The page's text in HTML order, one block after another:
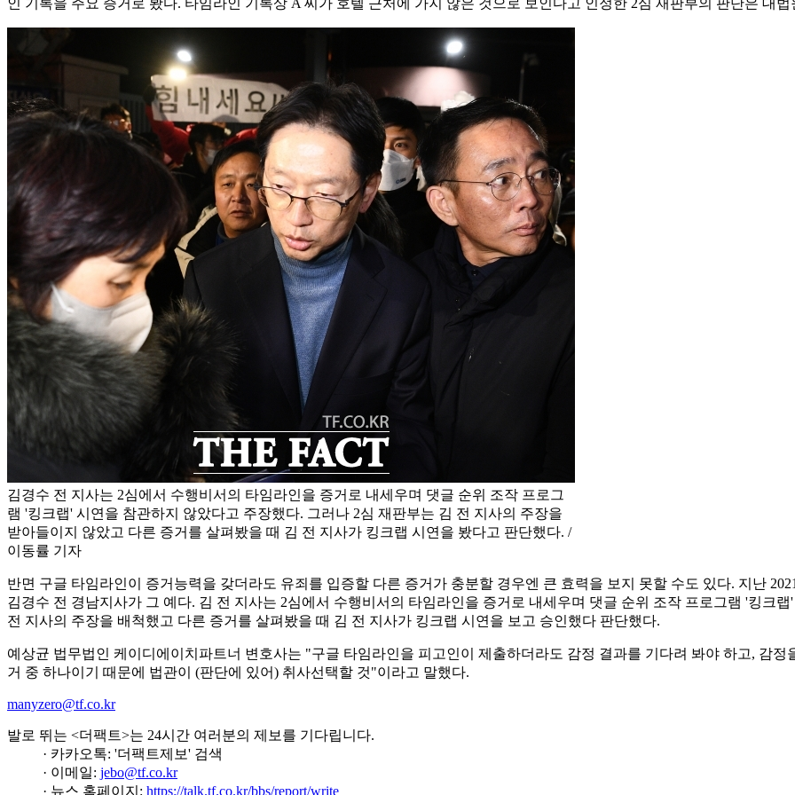
인 기록을 주요 증거로 봤다. 타임라인 기록상 A 씨가 호텔 근처에 가지 않은 것으로 보인다고 인정한 2심 재판부의 판단은 대
김경수 전 지사는 2심에서 수행비서의 타임라인을 증거로 내세우며 댓글 순위 조작 프로그
램 '킹크랩' 시연을 참관하지 않았다고 주장했다. 그러나 2심 재판부는 김 전 지사의 주장을
받아들이지 않았고 다른 증거를 살펴봤을 때 김 전 지사가 킹크랩 시연을 봤다고 판단했다. /
이동률 기자
반면 구글 타임라인이 증거능력을 갖더라도 유죄를 입증할 다른 증거가 충분할 경우엔 큰 효력을 보지 못할 수도 있다. 지난
김경수 전 경남지사가 그 예다. 김 전 지사는 2심에서 수행비서의 타임라인을 증거로 내세우며 댓글 순위 조작 프로그램 '킹크
전 지사의 주장을 배척했고 다른 증거를 살펴봤을 때 김 전 지사가 킹크랩 시연을 보고 승인했다 판단했다.
예상균 법무법인 케이디에이치파트너 변호사는 "구글 타임라인을 피고인이 제출하더라도 감정 결과를 기다려 봐야 하고, 감
거 중 하나이기 때문에 법관이 (판단에 있어) 취사선택할 것"이라고 말했다.
manyzero@tf.co.kr
발로 뛰는 <더팩트>는 24시간 여러분의 제보를 기다립니다.
· 카카오톡: '더팩트제보' 검색
· 이메일: jebo@tf.co.kr
· 뉴스 홈페이지: https://talk.tf.co.kr/bbs/report/write